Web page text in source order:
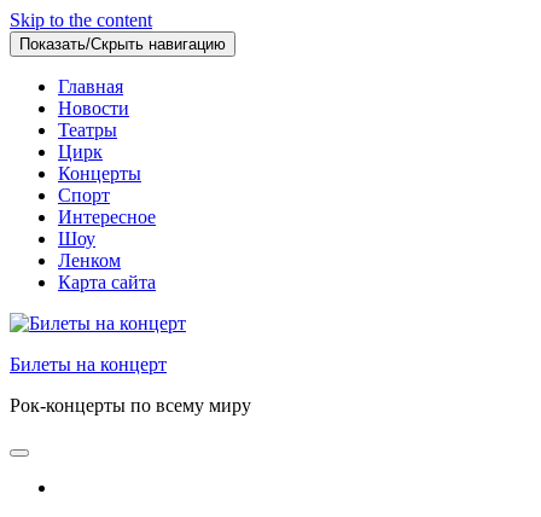
Skip to the content
Показать/Скрыть навигацию
Главная
Новости
Театры
Цирк
Концерты
Спорт
Интересное
Шоу
Ленком
Карта сайта
Билеты на концерт
Рок-концерты по всему миру